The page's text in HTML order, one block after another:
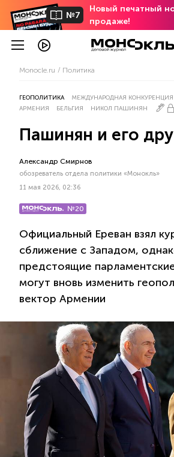
№7
Новый печатный
продаже!
Monocle.ru Политика
ГЕОПОЛИТИКА МЕЖДУНАРОДНАЯ КОНКУРЕНЦИЯ
АРМЕНИЯ
БЕЛЬГИЯ НИКОЛ ПАШИНЯН
Пашинян и его
Александр Смирнов
обозреватель отдела политики «Монокль»
11 мая 2026, 02:36
№20
Официальный Ереван взял
сближение с Западом,
предстоящие
могут вновь изменить
вектор Армении